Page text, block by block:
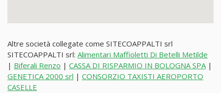
Altre società collegate come SITECOAPPALTI srl
SITECOAPPALTI srl: Alimentari Maffioletti Di Betelli Metilde
| Biferali Renzo | CASSA DI RISPARMIO IN BOLOGNA SPA|
GENETICA 2000 srl | CONSORZIO TAXISTI AEROPORTO
CASELLE